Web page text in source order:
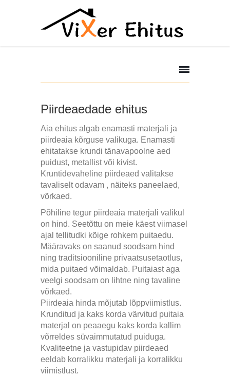
Piirdeaedade ehitus
Aia ehitus algab enamasti materjali ja
piirdeaia kõrguse valikuga. Enamasti
ehitatakse krundi tänavapoolne aed
puidust, metallist või kivist.
Kruntidevaheline piirdeaed valitakse
tavaliselt odavam , näiteks paneelaed,
võrkaed.
Põhiline tegur piirdeaia materjali valikul
on hind. Seetõttu on meie käest viimasel
ajal tellitudki kõige rohkem puitaedu.
Määravaks on saanud soodsam hind
ning traditsiooniline privaatsusetaotlus,
mida puitaed võimaldab. Puitaiast aga
veelgi soodsam on lihtne ning tavaline
võrkaed.
Piirdeaia hinda mõjutab lõppviimistlus.
Krunditud ja kaks korda värvitud puitaia
materjal on peaaegu kaks korda kallim
võrreldes süvaimmutatud puiduga.
Kvaliteetne ja vastupidav piirdeaed
eeldab korralikku materjali ja korralikku
viimistlust.